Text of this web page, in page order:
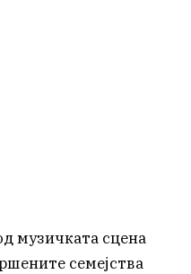
музичката сцена
семејства